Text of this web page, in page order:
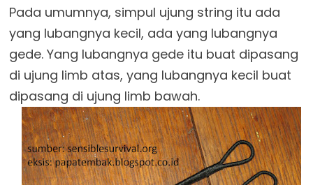
Pada umumnya, simpul ujung string itu ada
yang lubangnya kecil, ada yang lubangnya
gede. Yang lubangnya gede itu buat dipasang
di ujung limb atas, yang lubangnya kecil buat
dipasang di ujung limb bawah.